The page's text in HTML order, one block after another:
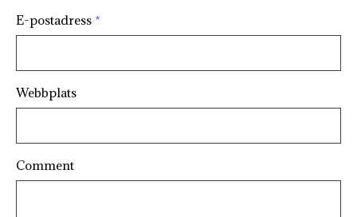
E-postadress *
Webbplats
Comment